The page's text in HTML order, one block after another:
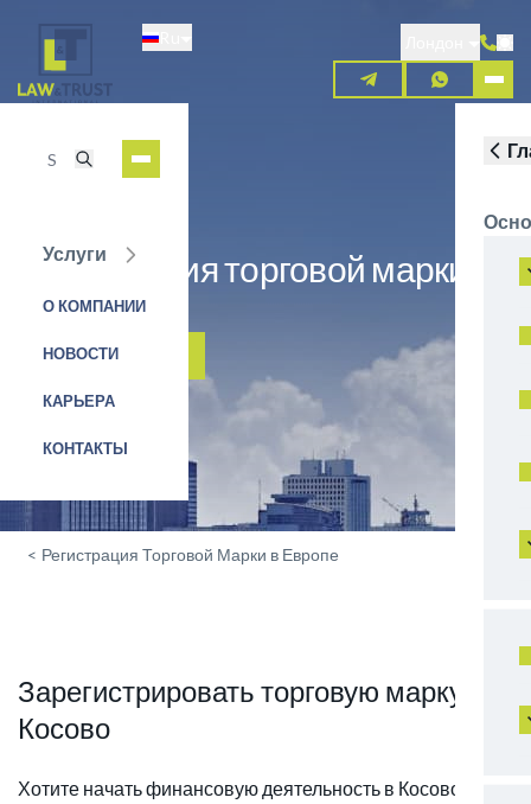
основному
содержанию
Услуги
О КОМПАНИИ
НОВОСТИ
КАРЬЕРА
КОНТАКТЫ
Регистрация торговой марки в
Косово
ЗАЯВКА НА УСЛУГУ
< Регистрация Торговой Марки в Европе
Зарегистрировать торговую марку в
Косово
Хотите начать финансовую деятельность в Косово и